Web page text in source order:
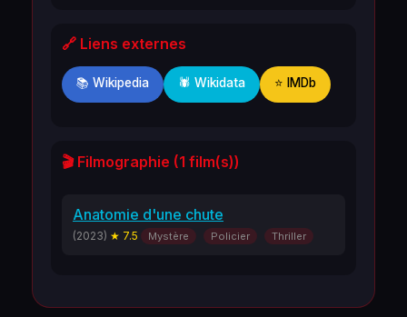
🔗 Liens externes
📚 Wikipedia 🕷️ Wikidata ⭐ IMDb
🎬 Filmographie (1 film(s))
Anatomie d'une chute
(2023) ★ 7.5 Mystère Policier Thriller